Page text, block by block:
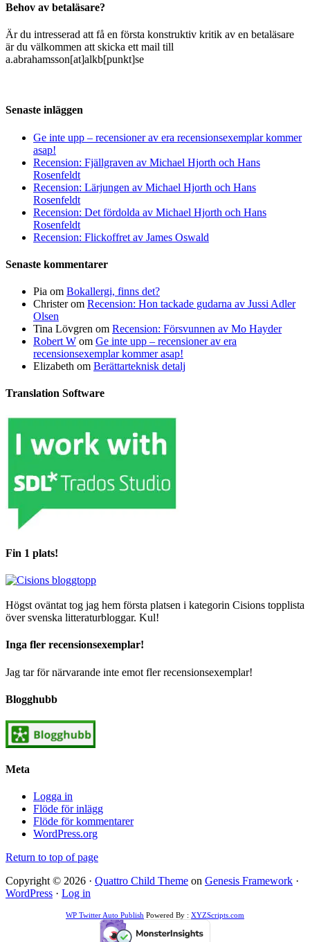
Behov av betaläsare?
Är du intresserad att få en första konstruktiv kritik av en betaläsare
är du välkommen att skicka ett mail till
a.abrahamsson[at]alkb[punkt]se
Senaste inläggen
Ge inte upp – recensioner av era recensionsexemplar kommer
asap!
Recension: Fjällgraven av Michael Hjorth och Hans
Rosenfeldt
Recension: Lärjungen av Michael Hjorth och Hans
Rosenfeldt
Recension: Det fördolda av Michael Hjorth och Hans
Rosenfeldt
Recension: Flickoffret av James Oswald
Senaste kommentarer
Pia om Bokallergi, finns det?
Christerom Recension: Hon tackade gudarna av Jussi Adler
Olsen
Tina Lövgren om Recension: Försvunnen av Mo Hayder
Robert W om Ge inte upp – recensioner av era
recensionsexemplar kommer asap!
Elizabeth om Berättarteknisk detalj
Translation Software
Fin 1 plats!
Högst oväntat tog jag hem första platsen i kategorin Cisions topplista
över svenska litteraturbloggar. Kul!
Inga fler recensionsexemplar!
Jag tar för närvarande inte emot fler recensionsexemplar!
Blogghubb
Meta
Logga in
Flöde för inlägg
Flöde för kommentarer
WordPress.org
Return to top of page
Copyright © 2026 · Quattro Child Theme on Genesis Framework ·
WordPress · Log in
WP Twitter Auto Publish Powered By : XYZScripts.com